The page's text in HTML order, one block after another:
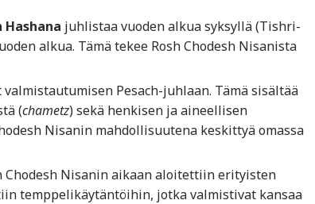
Hashana juhlistaa vuoden alkua syksyllä (Tishri-
alkua. Tämä tekee Rosh Chodesh Nisanista
Pesach-juhlaan. Tämä sisältää
(chametz) sekä henkisen ja aineellisen
Nisanin mahdollisuutena keskittyä omassa
Chodesh Nisanin aikaan aloitettiin erityisten
temppelikäytäntöihin, jotka valmistivat kansaa